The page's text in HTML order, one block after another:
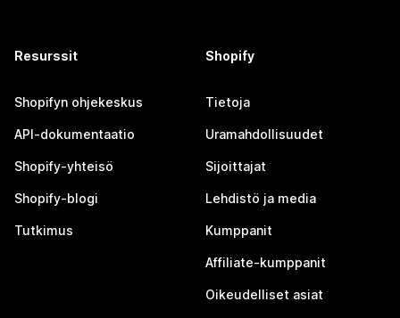
Resurssit
Shopifyn ohjekeskus
API-dokumentaatio
Shopify-yhteisö
Shopify-blogi
Tutkimus
Shopify
Tietoja
Uramahdollisuudet
Sijoittajat
Lehdistö ja media
Kumppanit
Affiliate-kumppanit
Oikeudelliset asiat